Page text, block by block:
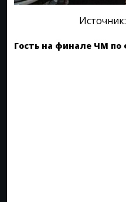
Источник:
Гость на финале ЧМ по